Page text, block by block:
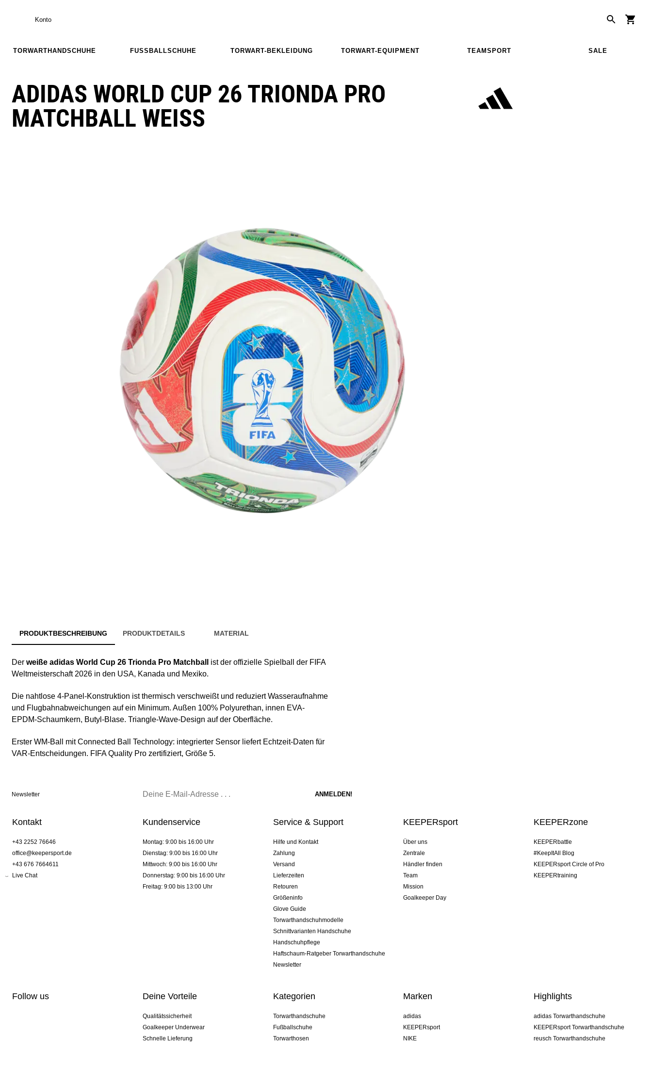
Konto
TORWARTHANDSCHUHE FUSSBALLSCHUHE TORWART-BEKLEIDUNG TORWART-EQUIPMENT TEAMSPORT SALE
ADIDAS WORLD CUP 26 TRIONDA PRO
MATCHBALL WEISS
PRODUKTBESCHREIBUNG PRODUKTDETAILS MATERIAL
Der weiße adidas World Cup 26 Trionda Pro Matchball
ist der offizielle Spielball der FIFA
Weltmeisterschaft 2026 in den USA, Kanada und Mexiko.
Die nahtlose 4-Panel-Konstruktion ist thermisch verschweißt und reduziert Wasseraufnahme
und Flugbahnabweichungen auf ein Minimum. Außen 100% Polyurethan, innen EVA-
EPDM-Schaumkern, Butyl-Blase. Triangle-Wave-Design auf der Oberfläche.
Erster WM-Ball mit Connected Ball Technology: integrierter Sensor liefert Echtzeit-Daten für
VAR-Entscheidungen. FIFA Quality Pro zertifiziert, Größe 5.
Newsletter
Kontakt
+43 2252 76646
office@keepersport.de
+43 676 7664611
Live Chat
Kundenservice
Montag: 9:00 bis 16:00 Uhr
Dienstag: 9:00 bis 16:00 Uhr
Mittwoch: 9:00 bis 16:00 Uhr
Donnerstag: 9:00 bis 16:00 Uhr
Freitag: 9:00 bis 13:00 Uhr
Service & Support
Hilfe und Kontakt
Zahlung
Versand
Lieferzeiten
Retouren
Größeninfo
Glove Guide
Torwarthandschuhmodelle
Schnittvarianten Handschuhe
Handschuhpflege
Haftschaum-Ratgeber Torwarthandschuhe
Newsletter
KEEPERsport
Über uns
Zentrale
Händler finden
Team
Mission
Goalkeeper Day
KEEPERzone
KEEPERbattle
#KeepItAll Blog
KEEPERsport Circle of Pro
KEEPERtraining
Follow us Deine Vorteile
Qualitätssicherheit
Goalkeeper Underwear
Schnelle Lieferung
Kategorien
Torwarthandschuhe
Fußballschuhe
Torwarthosen
Marken
adidas
KEEPERsport
NIKE
Highlights
adidas Torwarthandschuhe
KEEPERsport Torwarthandschuhe
reusch Torwarthandschuhe